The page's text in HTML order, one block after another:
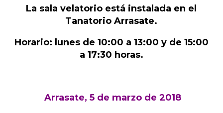
La sala velatorio está instalada en el
Tanatorio Arrasate.
Horario: lunes de 10:00 a 13:00 y de 15:00
a 17:30 horas.
Arrasate, 5 de marzo de 2018